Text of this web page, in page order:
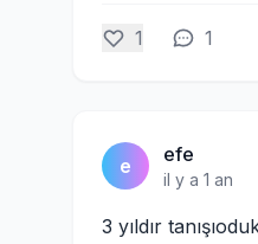
1 1
e efe
il y a 1 an
3 yıldır